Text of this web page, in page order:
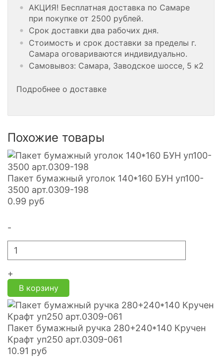
АКЦИЯ! Бесплатная доставка по Самаре
при покупке от 2500 рублей.
Срок доставки два рабочих дня.
Стоимость и срок доставки за пределы г.
Самара оговариваются индивидуально.
Самовывоз: Самара, Заводское шоссе, 5 к2
Подробнее о доставке
Похожие товары
Пакет бумажный уголок 140*160 БУН уп100-
3500 арт.0309-198
0.99 руб
-
+
В корзину
Пакет бумажный ручка 280+240*140 Кручен
Крафт уп250 арт.0309-061
10.91 руб